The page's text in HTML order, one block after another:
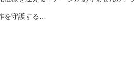
を守護する…